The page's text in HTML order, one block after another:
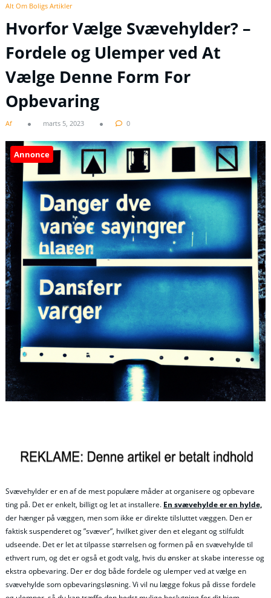
Alt Om Boligs Artikler
Hvorfor Vælge Svævehylder? –
Fordele og Ulemper ved At
Vælge Denne Form For
Opbevaring
Af marts 5, 2023 0
Annonce
Svævehylder er en af de mest populære måder at organisere og opbevare
ting på. Det er enkelt, billigt og let at installere. En svævehylde er en hylde,
der hænger på væggen, men som ikke er direkte tilsluttet væggen. Den er
faktisk suspenderet og ”svæver”, hvilket giver den et elegant og stilfuldt
udseende. Det er let at tilpasse størrelsen og formen på en svævehylde til
ethvert rum, og det er også et godt valg, hvis du ønsker at skabe interesse og
ekstra opbevaring. Der er dog både fordele og ulemper ved at vælge en
svævehylde som opbevaringsløsning. Vi vil nu lægge fokus på disse fordele